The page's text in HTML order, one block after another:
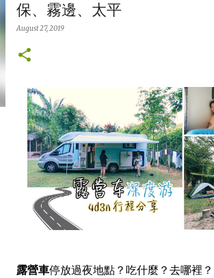
保、霧邊、太平
August 27, 2019
露營車停放過夜地點？吃什麼？去哪裡？